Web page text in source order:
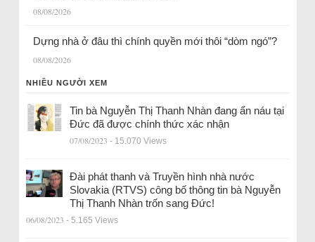
08/08/2026
Dựng nhà ở đâu thì chính quyền mới thôi “dòm ngó”?
08/08/2026
NHIỀU NGƯỜI XEM
Tin bà Nguyễn Thị Thanh Nhàn đang ẩn náu tại
Đức đã được chính thức xác nhận
07/08/2023 - 15.070 Views
Đài phát thanh và Truyền hình nhà nước
Slovakia (RTVS) công bố thông tin bà Nguyễn
Thị Thanh Nhàn trốn sang Đức!
06/08/2023 - 5.165 Views